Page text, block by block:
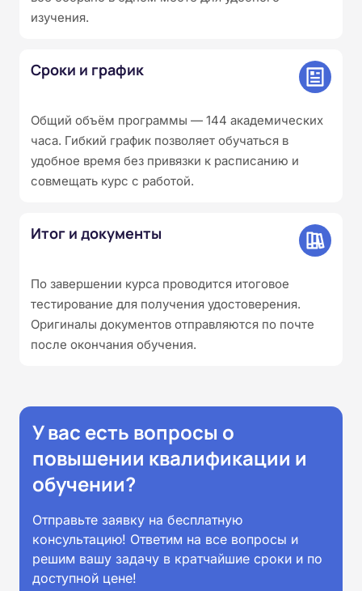
изучения.
Сроки и график
Общий объём программы — 144 академических
часа. Гибкий график позволяет обучаться в
удобное время без привязки к расписанию и
совмещать курс с работой.
Итог и документы
По завершении курса проводится итоговое
тестирование для получения удостоверения.
Оригиналы документов отправляются по почте
после окончания обучения.
У вас есть вопросы о
повышении квалификации и
обучении?
Отправьте заявку на бесплатную
консультацию! Ответим на все вопросы и
решим вашу задачу в кратчайшие сроки и по
доступной цене!